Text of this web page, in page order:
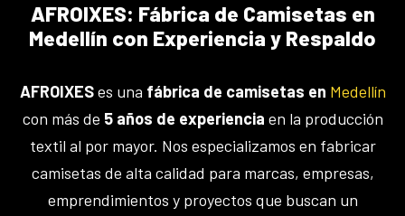
AFROIXES: Fábrica de Camisetas en
Medellín con Experiencia y Respaldo
AFROIXESes una fábrica de camisetas en Medellín
con más de 5 años de experiencia en la producción
textil al por mayor. Nos especializamos en fabricar
camisetas de alta calidad para marcas, empresas,
emprendimientos y proyectos que buscan un